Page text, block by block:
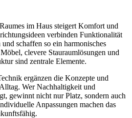
im Haus steigert Komfort und
verbinden Funktionalität
schaffen so ein harmonisches
clevere Stauraumlösungen und
sind zentrale Elemente.
ergänzen die Konzepte und
Wer Nachhaltigkeit und
gewinnt nicht nur Platz, sondern auch
Anpassungen machen das